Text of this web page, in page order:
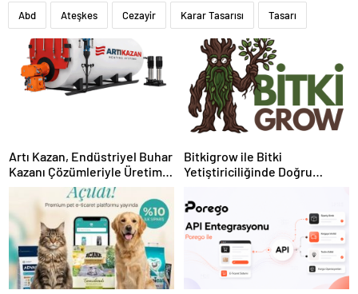
Abd Ateşkes Cezayir Karar Tasarısı Tasarı
Artı Kazan, Endüstriyel Buhar
Kazanı Çözümleriyle Üretim
Tesislerine Verimli Sistemler
Sunuyor
Bitkigrow ile Bitki
Yetiştiriciliğinde Doğru